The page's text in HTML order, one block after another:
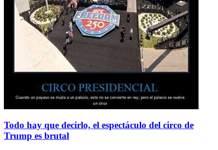
Todo hay que decirlo, el espectáculo del circo de
Trump es brutal